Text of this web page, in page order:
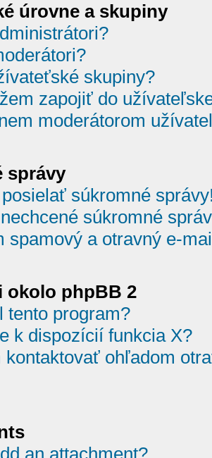
úrovne a skupiny
skupiny?
zapojiť do
moderátorom
správy
súkromné
súkromné
spamový a otravný e-
okolo phpBB 2
tento program?
k dispozícií funkcia X?
kontaktovať ohľadom
an attachment?